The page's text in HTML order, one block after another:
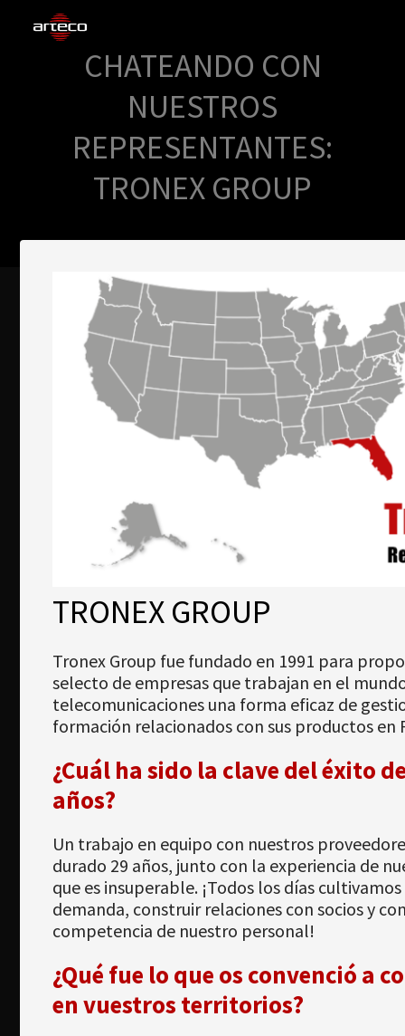
My Arteco
Dónde comprar
SOLUCIONES
TRAINING
PARTNERS
CHATEANDO CON
NUESTROS
REPRESENTANTES:
TRONEX GROUP
TRONEX GROUP
Tronex Group fue fundado en 1991 para
selecto de empresas que trabajan en el
telecomunicaciones una forma eficaz de
formación relacionados con sus productos en
¿Cuál ha sido la clave del éxito
años?
Un trabajo en equipo con nuestros
durado 29 años, junto con la experiencia de
que es insuperable. ¡Todos los días
demanda, construir relaciones con socios y
competencia de nuestro personal!
¿Qué fue lo que os convenció a
en vuestros territorios?